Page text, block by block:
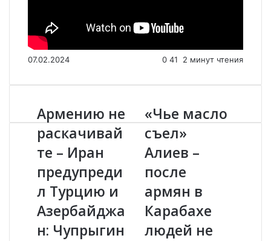
07.02.2024 0 41 2 минут чтения
А
р
м
е
н
и
н
е
а
Армению не
раскачивай
те – Иран
предупреди
л Турцию и
Азербайджа
н: Чупрыгин
«
Ч
ь
е
м
а
л
о
ъ
«Чье масло
съел»
Алиев –
после
армян в
Карабахе
людей не